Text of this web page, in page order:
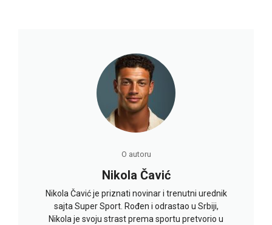
O autoru
Nikola Čavić
Nikola Čavić je priznati novinar i trenutni urednik
sajta Super Sport. Rođen i odrastao u Srbiji,
Nikola je svoju strast prema sportu pretvorio u